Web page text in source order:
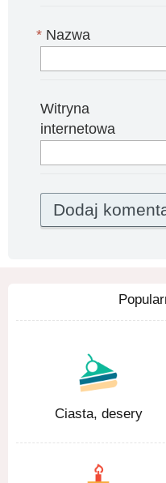
Nazwa
*
Witryna
internetowa
Ciasta, desery